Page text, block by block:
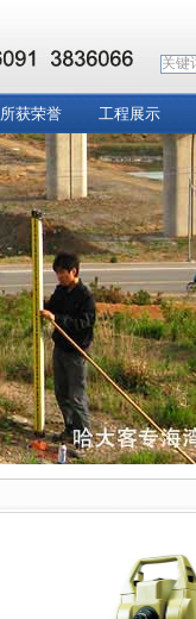
所获荣誉 工程展示